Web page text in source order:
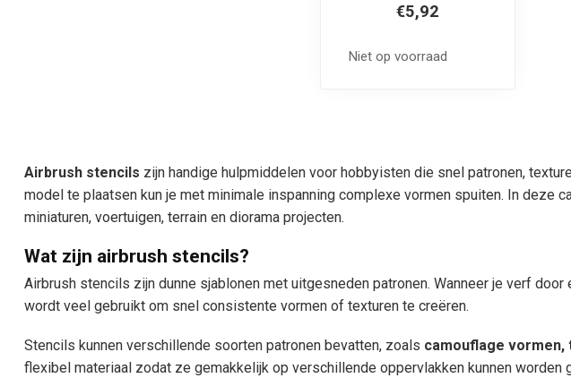
€5,92
Niet op voorraad
Airbrush stencils zijn handige hulpmiddelen voor hobbyisten die snel patronen,
model te plaatsen kun je met minimale inspanning complexe vormen spuiten. In
miniaturen, voertuigen, terrain en diorama projecten.
Wat zijn airbrush stencils?
Airbrush stencils zijn dunne sjablonen met uitgesneden patronen. Wanneer je verf
wordt veel gebruikt om snel consistente vormen of texturen te creëren.
Stencils kunnen verschillende soorten patronen bevatten, zoals camouflage
flexibel materiaal zodat ze gemakkelijk op verschillende oppervlakken kunnen worden